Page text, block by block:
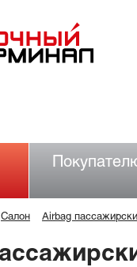
Салон Airbag